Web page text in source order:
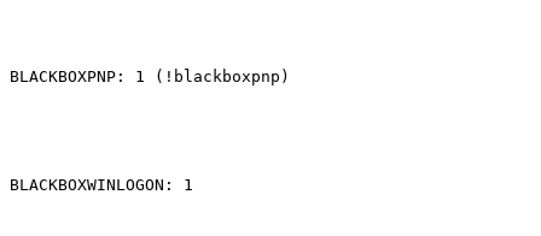
BLACKBOXPNP: 1 (!blackboxpnp)
BLACKBOXWINLOGON: 1